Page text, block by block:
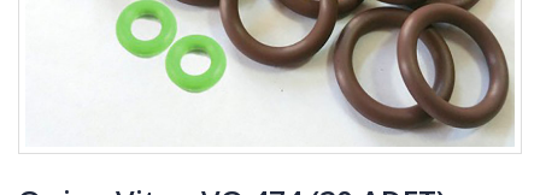
Dikişli
Körükler
KD-001